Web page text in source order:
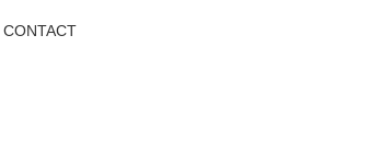
CONTACT